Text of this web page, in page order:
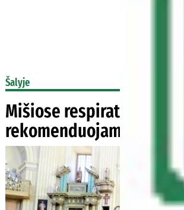
Šalyje
Mišiose respiratoriai išliks
rekomenduojami